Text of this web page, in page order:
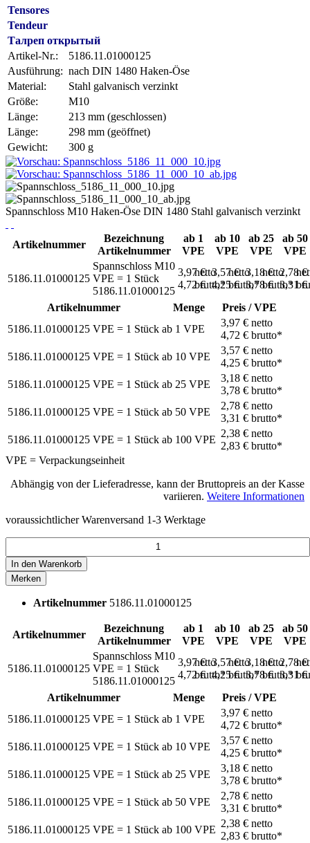
Tensores
Tendeur
Талреп открытый
Artikel-Nr.:
5186.11.01000125
Ausführung: nach DIN 1480 Haken-Öse
Material:
Stahl galvanisch verzinkt
Größe:
M10
Länge:
213 mm (geschlossen)
Länge:
298 mm (geöffnet)
Gewicht:
300 g
Spannschloss M10 Haken-Öse DIN 1480 Stahl galvanisch verzinkt
Artikelnummer
Bezeichnung
Artikelnummer
ab 1
VPE
ab 10
VPE
ab 25
VPE
ab 50
VPE
5186.11.01000125
Spannschloss M10
VPE = 1 Stück
5186.11.01000125
3,97 €
netto
4,72 €brutto*
3,57 €
netto
4,25 €brutto*
3,18 €
netto
3,78 €brutto*
2,78 €
3,31 €
Artikelnummer
Menge
Preis / VPE
5186.11.01000125 VPE = 1 Stück ab 1 VPE
3,97 €netto
4,72 €brutto*
5186.11.01000125 VPE = 1 Stück ab 10 VPE
3,57 €netto
4,25 €brutto*
5186.11.01000125 VPE = 1 Stück ab 25 VPE
3,18 €netto
3,78 €brutto*
5186.11.01000125 VPE = 1 Stück ab 50 VPE
2,78 €netto
3,31 €brutto*
5186.11.01000125 VPE = 1 Stück ab 100 VPE
2,38 €netto
2,83 €brutto*
VPE = Verpackungseinheit
Abhängig von der Lieferadresse, kann der Bruttopreis an der Kasse
variieren. Weitere Informationen
voraussichtlicher Warenversand 1-3 Werktage
In den Warenkorb
Merken
Artikelnummer 5186.11.01000125
Artikelnummer
Bezeichnung
Artikelnummer
ab 1
VPE
ab 10
VPE
ab 25
VPE
ab 50
VPE
5186.11.01000125
Spannschloss M10
VPE = 1 Stück
5186.11.01000125
3,97 €
netto
4,72 €brutto*
3,57 €
netto
4,25 €brutto*
3,18 €
netto
3,78 €brutto*
2,78 €
3,31 €
Artikelnummer
Menge
Preis / VPE
5186.11.01000125 VPE = 1 Stück ab 1 VPE
3,97 €netto
4,72 €brutto*
5186.11.01000125 VPE = 1 Stück ab 10 VPE
3,57 €netto
4,25 €brutto*
5186.11.01000125 VPE = 1 Stück ab 25 VPE
3,18 €netto
3,78 €brutto*
5186.11.01000125 VPE = 1 Stück ab 50 VPE
2,78 €netto
3,31 €brutto*
5186.11.01000125 VPE = 1 Stück ab 100 VPE
2,38 €netto
2,83 €brutto*